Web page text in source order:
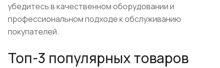
убедитесь в качественном оборудовании и
профессиональном подходе к обслуживанию
покупателей.
Топ-3 популярных товаров